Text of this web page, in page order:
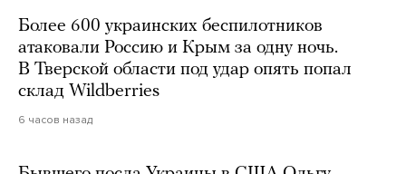
Более 600 украинских беспилотников
атаковали Россию и Крым за одну ночь.
В Тверской области под удар опять попал
склад Wildberries
6 часов назад